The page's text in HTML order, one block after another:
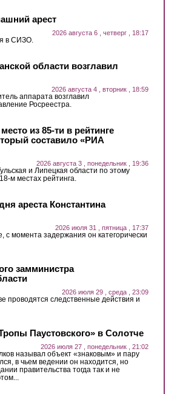
арест
2026 августа 6 , четверг , 18:17
в СИЗО.
области возглавил
2026 августа 4 , вторник , 18:59
аппарата возглавил
Росреестра.
из 85-ти в рейтинге
составило «РИА
2026 августа 3 , понедельник , 19:36
и Липецкая области по этому
м местах рейтинга.
ареста Константина
2026 июля 31 , пятница , 17:37
с момента задержания он категорически
замминистра
2026 июля 29 , среда , 23:09
проводятся следственные действия и
Паустовского» в Солотче
2026 июля 27 , понедельник , 21:02
называл объект «знаковым» и пару
в чьем ведении он находится, но
правительства тогда так и не